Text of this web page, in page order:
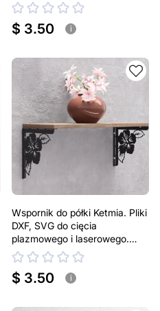
Uchwyt do półki
$ 3.50 i
Wspornik do półki Ketmia. Pliki
DXF, SVG do cięcia
plazmowego i laserowego.
Uchwyt do półki
$ 3.50 i